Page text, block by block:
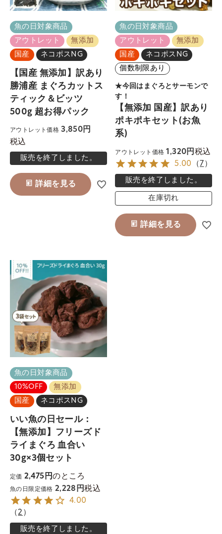
魚の日対象商品
アウトレット
無添加
国産
ネコポスNG
【国産 無添加】訳あり
勝浦産 まぐろカットス
ティック＆ビッツ
500g 超お得パック
アウトレット価格 3,850
税込
販売を終了しました。
詳細を見る
魚の日対象商品
アウトレット
無添加
国産
ネコポスNG
個数制限あり
★今回はまぐろとサーモンで
す！
【無添加 国産】訳あり
ポキポキセット(お魚
系)
アウトレット価格 1,320 税込
5.00 （ 7 ）
販売を終了しました。
在庫切れ
詳細を見る
魚の日対象商品
10%OFF
無添加
国産
ネコポスNG
いい魚の日セール：
【無添加】フリーズド
ライまぐろ 血合い
30g×3個セット
定価 2,475 のところ
魚の日限定価格 2,228 税込
4.00
（2 ）
販売を終了しました。